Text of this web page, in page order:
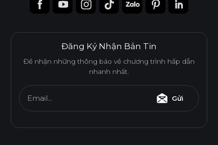
Đăng Ký Nhận Bản Tin
Để nhận những thông báo về chương trình hấp dẫn
nhanh nhất.
Email... Gửi